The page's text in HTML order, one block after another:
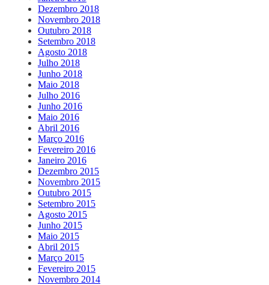
Dezembro 2018
Novembro 2018
Outubro 2018
Setembro 2018
Agosto 2018
Julho 2018
Junho 2018
Maio 2018
Julho 2016
Junho 2016
Maio 2016
Abril 2016
Março 2016
Fevereiro 2016
Janeiro 2016
Dezembro 2015
Novembro 2015
Outubro 2015
Setembro 2015
Agosto 2015
Junho 2015
Maio 2015
Abril 2015
Março 2015
Fevereiro 2015
Novembro 2014